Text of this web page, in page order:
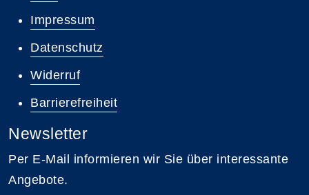
Impressum
Datenschutz
Widerruf
Barrierefreiheit
Newsletter
Per E-Mail informieren wir Sie über interessante
Angebote.